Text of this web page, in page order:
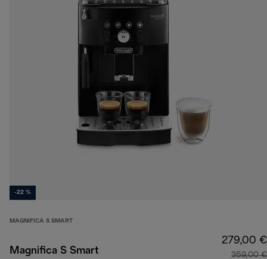
-22 %
MAGNIFICA S SMART
Magnifica S Smart
279,00 €
359,00 €